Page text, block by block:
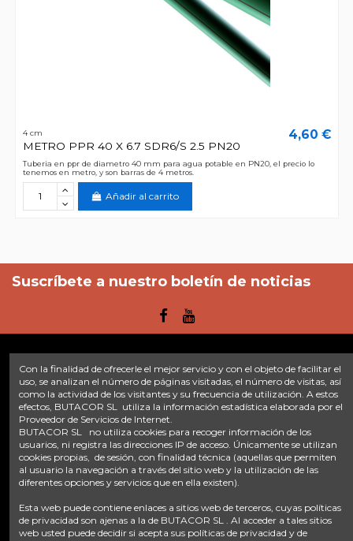
4 cm
METRO PPR 40 X 6.7 SDR6/S 2.5 PN20
4,60 €
Tuberia en ppr de diametro 40 mm para agua potable en PN20, el precio lo
tenemos en metro, y son barras de 4 metros.
Añadir al carrito
Suscríbete a nuestro boletín de noticias
Enlaces
Inicio Sobre nosotros Contacte con nosotros
Aviso legal
Política de privacidad
Tratamiento de datos
Términos y condiciones
Plazos de envío
Contáctanos
638 28 57 85
info@fontacor.com
Con la finalidad de ofrecerle el mejor servicio y con el objeto de facilitar el
uso, se analizan el número de páginas visitadas, el número de visitas, así
como la actividad de los visitantes y su frecuencia de utilización. A estos
efectos, BUTACOR SL utiliza la información estadística elaborada por el
Proveedor de Servicios de Internet.
BUTACOR SL no utiliza cookies para recoger información de los
usuarios, ni registra las direcciones IP de acceso. Únicamente se utilizan
cookies propias, de sesión, con finalidad técnica (aquellas que permiten
al usuario la navegación a través del sitio web y la utilización de las
diferentes opciones y servicios que en ella existen).
Esta web puede contiene enlaces a sitios web de terceros, cuyas políticas
de privacidad son ajenas a la de BUTACOR SL . Al acceder a tales sitios
web usted puede decidir si acepta sus políticas de privacidad y de